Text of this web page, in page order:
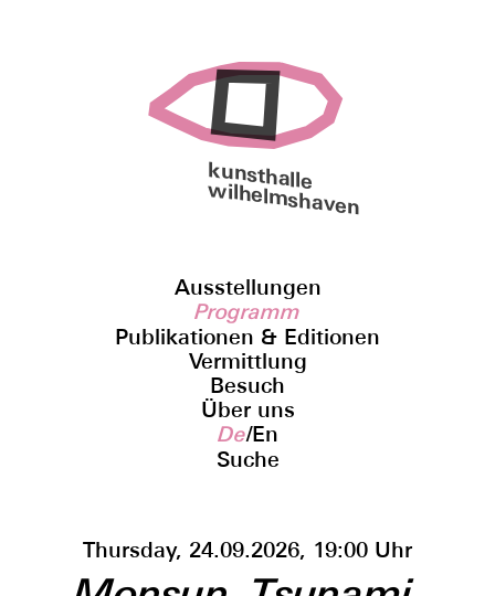
kunsthalle
wilhelmshaven
Ausstellungen
Programm
Publikationen & Editionen
Vermittlung
Besuch
Über uns
De/En
Suche
Thursday, 24.09.2026, 19:00 Uhr